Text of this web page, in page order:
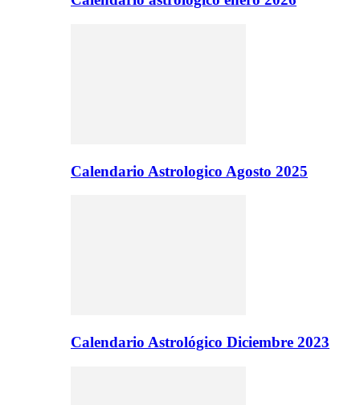
Calendario Astrologico Agosto 2025
Calendario Astrológico Diciembre 2023